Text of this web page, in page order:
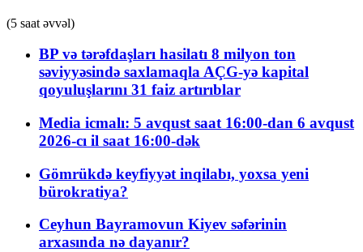
(5 saat əvvəl)
BP və tərəfdaşları hasilatı 8 milyon ton
səviyyəsində saxlamaqla AÇG-yə kapital
qoyuluşlarını 31 faiz artırıblar
Media icmalı: 5 avqust saat 16:00-dan 6 avqust
2026-cı il saat 16:00-dək
Gömrükdə keyfiyyət inqilabı, yoxsa yeni
bürokratiya?
Ceyhun Bayramovun Kiyev səfərinin
arxasında nə dayanır?